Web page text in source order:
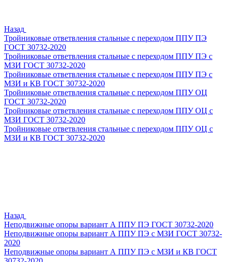
Назад
Тройниковые ответвления стальные с переходом ППУ ПЭ
ГОСТ 30732-2020
Тройниковые ответвления стальные с переходом ППУ ПЭ с
МЗИ ГОСТ 30732-2020
Тройниковые ответвления стальные с переходом ППУ ПЭ с
МЗИ и КВ ГОСТ 30732-2020
Тройниковые ответвления стальные с переходом ППУ ОЦ
ГОСТ 30732-2020
Тройниковые ответвления стальные с переходом ППУ ОЦ с
МЗИ ГОСТ 30732-2020
Тройниковые ответвления стальные с переходом ППУ ОЦ с
МЗИ и КВ ГОСТ 30732-2020
Назад
Неподвижные опоры вариант А ППУ ПЭ ГОСТ 30732-2020
Неподвижные опоры вариант А ППУ ПЭ с МЗИ ГОСТ 30732-
2020
Неподвижные опоры вариант А ППУ ПЭ с МЗИ и КВ ГОСТ